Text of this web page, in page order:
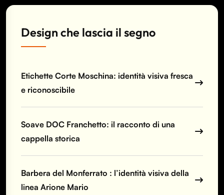
Design che lascia il segno
Etichette Corte Moschina: identità visiva fresca
e riconoscibile
Soave DOC Franchetto: il racconto di una
cappella storica
Barbera del Monferrato : l’identità visiva della
linea Arione Mario